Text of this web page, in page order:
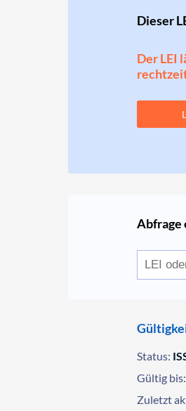
Dieser
Der LEI
Abfrage
Status:
Gültig bis:
Zuletzt